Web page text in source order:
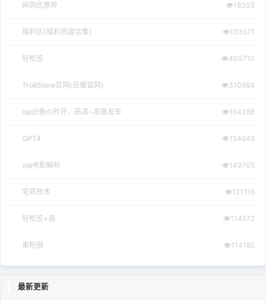
网购优惠券 18353
福利区(福利资源合集) 103571
轻松签 405710
TrollStore官网(巨魔官网) 310984
lsp必备の秒开、高清~准备发车 184388
GPT4 154646
vip电影解析 149705
宅哥技术 121116
轻松签+源 114572
果粉圈 114185
最新更新